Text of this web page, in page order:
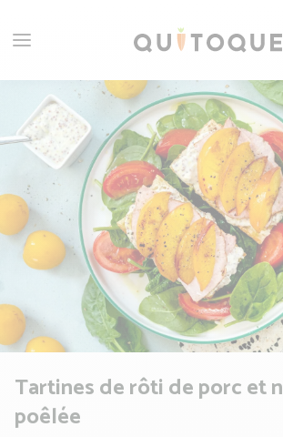
Tartines de rôti de porc et
poêlée